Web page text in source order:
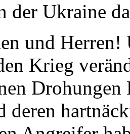
der Ukraine
und
Krieg
Drohungen
deren